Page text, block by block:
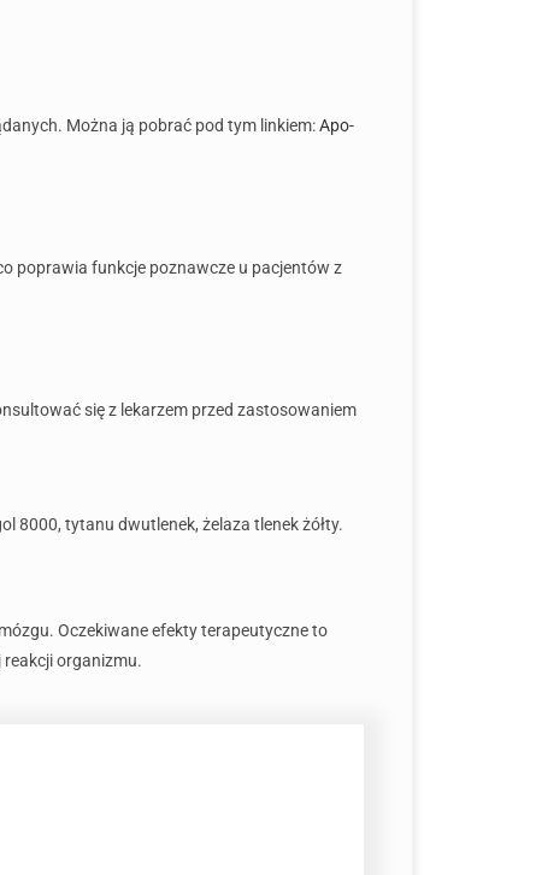
Można ją pobrać pod tym linkiem:Apo-
poprawia funkcje poznawcze u pacjentów z
się z lekarzem przed zastosowaniem
8000, tytanu dwutlenek, żelaza tlenek żółty.
Oczekiwane efekty terapeutyczne to
reakcji organizmu.